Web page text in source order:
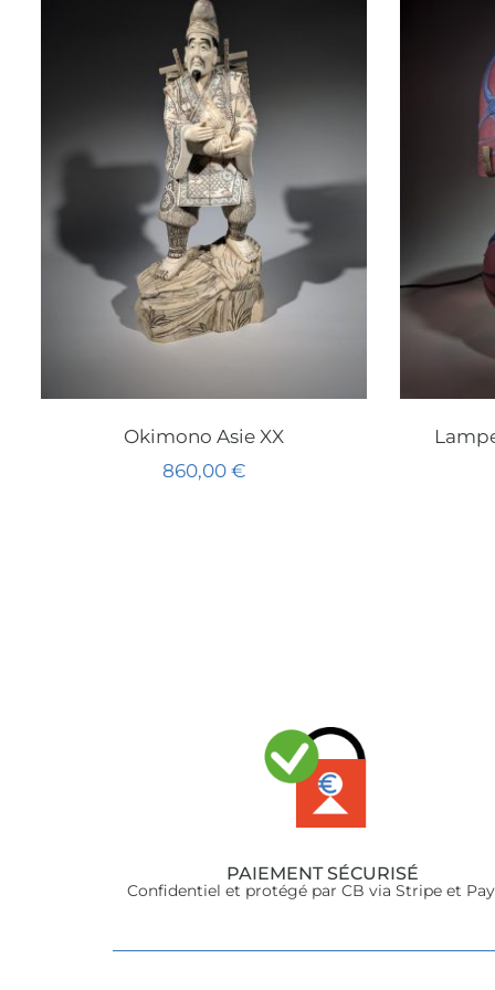
Okimono Asie XX
860,00 €
PAIEMENT SÉCURISÉ
Confidentiel et protégé par CB via Stripe et